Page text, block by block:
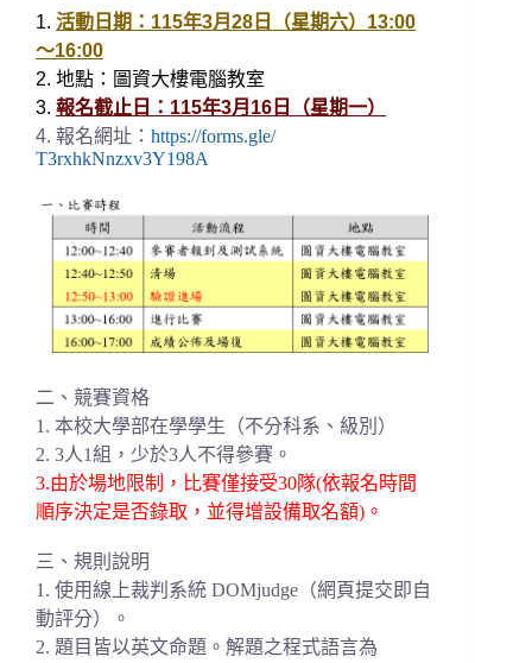
1. 活動日期：115年3月28日（星期六）13:00
～16:00
2. 地點：圖資大樓電腦教室
3. 報名截止日：115年3月16日（星期一）
4. 報名網址： https://forms.gle/
T3rxhkNnzxv3Y198A
二、競賽資格
1. 本校大學部在學學生（不分科系、級別）
2. 3人1組，少於3人不得參賽。
3.由於場地限制，比賽僅接受30隊(依報名時間
順序決定是否錄取，並得增設備取名額)。
三、規則說明
1. 使用線上裁判系統 DOMjudge（網頁提交即自
動評分）。
2. 題目皆以英文命題。解題之程式語言為